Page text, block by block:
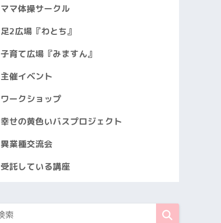
ママ体操サークル
足2広場『わとち』
子育て広場『みますん』
主催イベント
ワークショップ
幸せの黄色いバスプロジェクト
異業種交流会
受託している講座